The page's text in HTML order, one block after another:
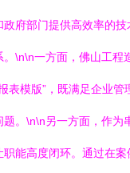
府部门提供高效率的
\n\n一方面，佛山工
表模版”，既满足企业
。\n\n另一方面，作
能高度闭环。通过在